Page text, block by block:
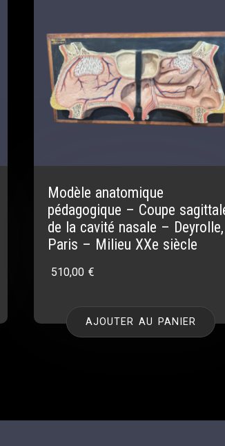
Modèle anatomique
pédagogique – Coupe
de la cavité nasale – Deyrolle,
Paris – Milieu XXe siècle
510,00€
AJOUTER AU PANIER